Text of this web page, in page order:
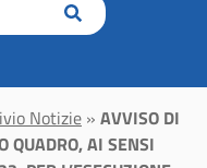
Notizie » AVVISO DI
QUADRO, AI SENSI